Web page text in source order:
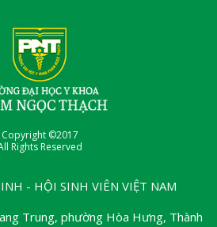
Copyright ©2017
Rights Reserved
- HỘI SINH VIÊN VIỆT NAM
Trung, phường Hòa Hưng, Thành